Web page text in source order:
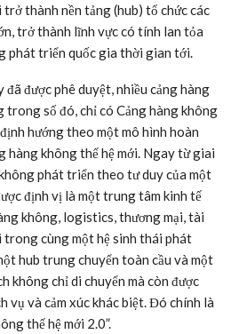
thành nền tảng (hub) tổ chức các
trở thành lĩnh vực có tính lan tỏa
phát triển quốc gia thời gian tới.
đã được phê duyệt, nhiều cảng hàng
trong số đó, chỉ có Cảng hàng không
hướng theo một mô hình hoàn
hàng không thế hệ mới. Ngay từ giai
phát triển theo tư duy của một
định vị là một trung tâm kinh tế
không, logistics, thương mại, tài
trong cùng một hệ sinh thái phát
hub trung chuyển toàn cầu và một
không chỉ di chuyển mà còn được
vụ và cảm xúc khác biệt. Đó chính là
thế hệ mới 2.0”.